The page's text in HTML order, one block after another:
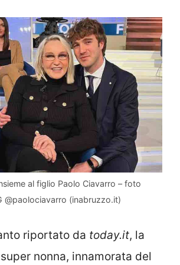
al figlio Paolo Ciavarro – foto
@paolociavarro (inabruzzo.it)
riportato da today.it, la
nonna, innamorata del